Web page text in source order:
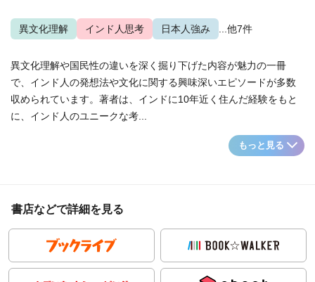
異文化理解 インド人思考 日本人強み ...他7件
異文化理解や国民性の違いを深く掘り下げた内容が魅力の一冊
で、インド人の発想法や文化に関する興味深いエピソードが多数
収められています。著者は、インドに10年近く住んだ経験をもと
に、インド人のユニークな考...
もっと見る
書店などで詳細を見る